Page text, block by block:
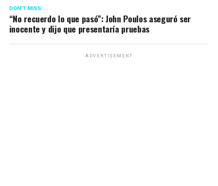
DON'T MISS
“No recuerdo lo que pasó”: John Poulos aseguró ser
inocente y dijo que presentaría pruebas
ADVERTISEMENT